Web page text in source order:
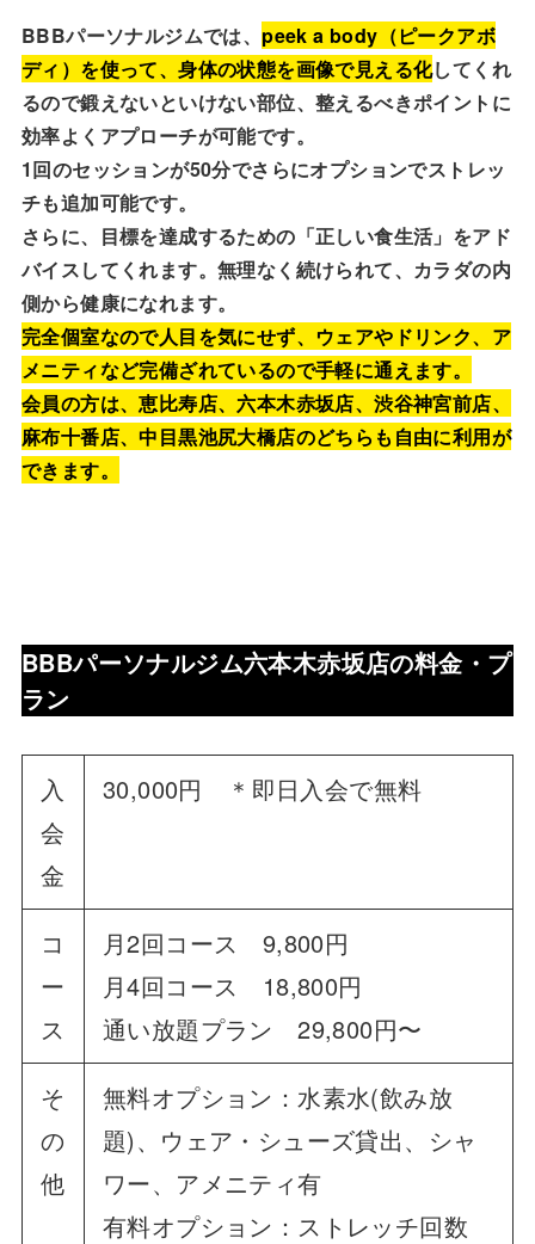
BBBパーソナルジムでは、 peek a body（ピークアボ
ディ）を使って、身体の状態を画像で見える化してくれ
るので鍛えないといけない部位、整えるべきポイントに
効率よくアプローチが可能です。
1回のセッションが50分でさらにオプションでストレッ
チも追加可能です。
さらに、目標を達成するための「正しい食生活」をアド
バイスしてくれます。無理なく続けられて、カラダの内
側から健康になれます。
完全個室なので人目を気にせず、ウェアやドリンク、ア
メニティなど完備ざれているので手軽に通えます。
会員の方は、恵比寿店、六本木赤坂店、渋谷神宮前店、
麻布十番店、中目黒池尻大橋店のどちらも自由に利用が
できます。
BBBパーソナルジム六本木赤坂店の料金・プ
ラン
入
会
金
30,000円 ＊即日入会で無料
コ
ー
ス
月2回コース 9,800円
月4回コース 18,800円
通い放題プラン 29,800円〜
そ
の
他
無料オプション：水素水(飲み放
題)、ウェア・シューズ貸出、シャ
ワー、アメニティ有
有料オプション：ストレッチ回数